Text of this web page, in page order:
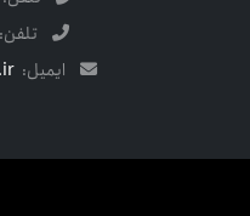
تلفن:
ایمیل: